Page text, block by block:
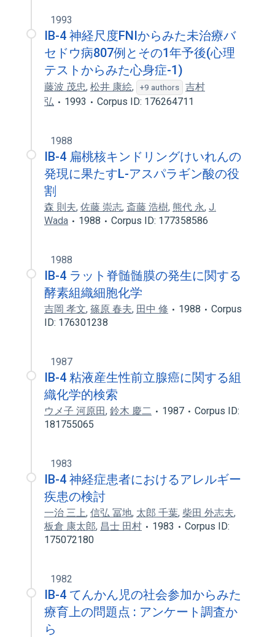
1993
IB-4 神経尺度FNIからみた未治療バ
セドウ病807例とその1年予後(心理
テストからみた心身症-1)
藤波 茂忠, 松井 康絵, +9 authors
吉村
弘
1993 Corpus ID: 176264711
1988
IB-4 扁桃核キンドリングけいれんの
発現に果たすL-アスパラギン酸の役
割
森 則夫, 佐藤 崇志, 斎藤 浩樹, 熊代 永, J.
Wada
1988 Corpus ID: 177358586
1988
IB-4 ラット脊髄髄膜の発生に関する
酵素組織細胞化学
吉岡 孝文, 篠原 春夫, 田中 修 1988
Corpus
ID: 176301238
1987
IB-4 粘液産生性前立腺癌に関する組
織化学的検索
ウメ子 河原田, 鈴木 慶二 1987
Corpus ID:
181755065
1983
IB-4 神経症患者におけるアレルギー
疾患の検討
一治 三上, 信弘 冨地, 太郎 千葉, 柴田 外志夫,
板倉 康太郎, 昌士 田村 1983
Corpus ID:
175072180
1982
IB-4 てんかん児の社会参加からみた
療育上の問題点 : アンケート調査か
ら